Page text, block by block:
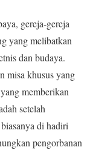
gereja-gereja
yang melibatkan
dan budaya.
misa khusus yang
memberikan
setelah
di hadiri
pengorbanan